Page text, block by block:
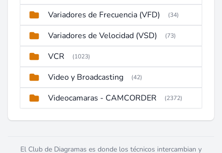
Variadores de Frecuencia (VFD) (34)
Variadores de Velocidad (VSD) (73)
VCR (1023)
Video y Broadcasting (42)
Videocamaras - CAMCORDER (2372)
El Club de Diagramas es donde los técnicos intercambian y